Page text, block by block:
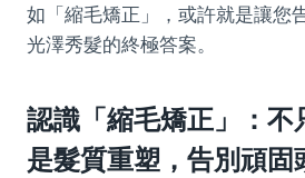
如「縮毛矯正」，或許就是讓您
光澤秀髮的終極答案。
認識「縮毛矯正」：不
是髮質重塑，告別頑固